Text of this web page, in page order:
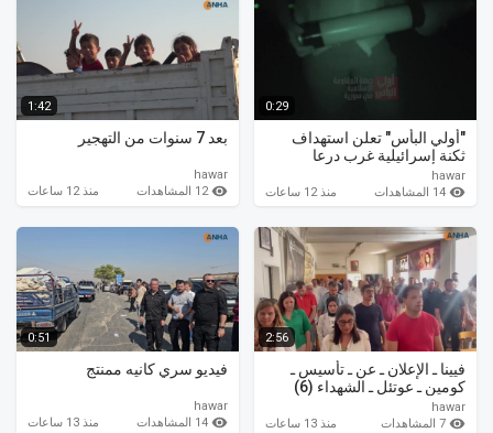
0:29
"أولي البأس" تعلن استهداف
ثكنة إسرائيلية غرب درعا
hawar
منذ 12 ساعات
1:42
بعد 7 سنوات من التهجير
hawar
12 المشاهدات
منذ 12 ساعات
2:56
فيينا ـ الإعلان ـ عن ـ تأسيس ـ
كومين ـ عوتئل ـ الشهداء (6)
ممنتج
hawar
منذ 13 ساعات
0:51
فيديو سري كانيه ممنتج
hawar
منذ 13 ساعات